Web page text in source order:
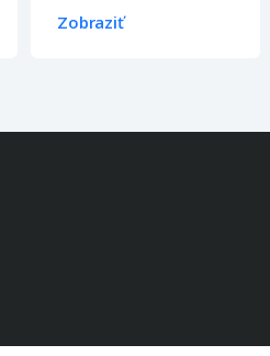
Zobraziť